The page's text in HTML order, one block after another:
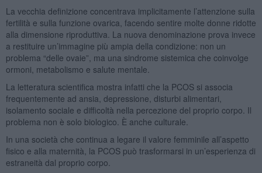
La vecchia definizione concentrava implicitamente l’attenzione sulla
fertilità e sulla funzione ovarica, facendo sentire molte donne ridotte
alla dimensione riproduttiva. La nuova denominazione prova invece
a restituire un’immagine più ampia della condizione: non un
problema “delle ovaie”, ma una sindrome sistemica che coinvolge
ormoni, metabolismo e salute mentale.
La letteratura scientifica mostra infatti che la PCOS si associa
frequentemente ad ansia, depressione, disturbi alimentari,
isolamento sociale e difficoltà nella percezione del proprio corpo. Il
problema non è solo biologico. È anche culturale.
In una società che continua a legare il valore femminile all’aspetto
fisico e alla maternità, la PCOS può trasformarsi in un’esperienza di
estraneità dal proprio corpo.